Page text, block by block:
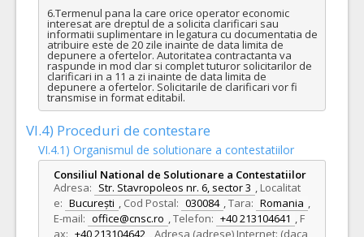
6.Termenul pana la care orice operator economic
interesat are dreptul de a solicita clarificari sau
informatii suplimentare in legatura cu documentatia de
atribuire este de 20 zile inainte de data limita de
depunere a ofertelor. Autoritatea contractanta va
raspunde in mod clar si complet tuturor solicitarilor de
clarificari in a 11 a zi inainte de data limita de
depunere a ofertelor. Solicitarile de clarificari vor fi
transmise in format editabil.
VI.4) Proceduri de contestare
VI.4.1) Organismul de solutionare a contestatiilor
Consiliul National de Solutionare a Contestatiilor
Adresa: Str. Stavropoleos nr. 6, sector 3 , Localitat
e: București , Cod Postal: 030084 ,Tara: Romania ,
E-mail: office@cnsc.ro ,Telefon: +40 213104641 , F
ax: +40 213104642 ,Adresa (adrese) Internet: (daca